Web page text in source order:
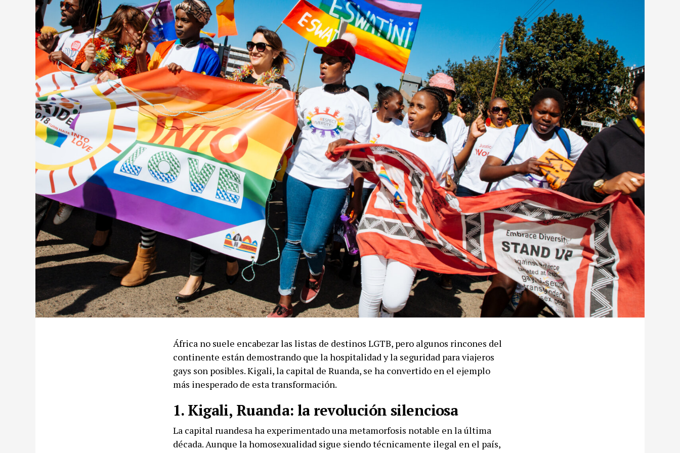
África no suele encabezar las listas de destinos LGTB, pero algunos rincones del
continente están demostrando que la hospitalidad y la seguridad para viajeros
gays son posibles. Kigali, la capital de Ruanda, se ha convertido en el ejemplo
más inesperado de esta transformación.
1. Kigali, Ruanda: la revolución silenciosa
La capital ruandesa ha experimentado una metamorfosis notable en la última
década. Aunque la homosexualidad sigue siendo técnicamente ilegal en el país,